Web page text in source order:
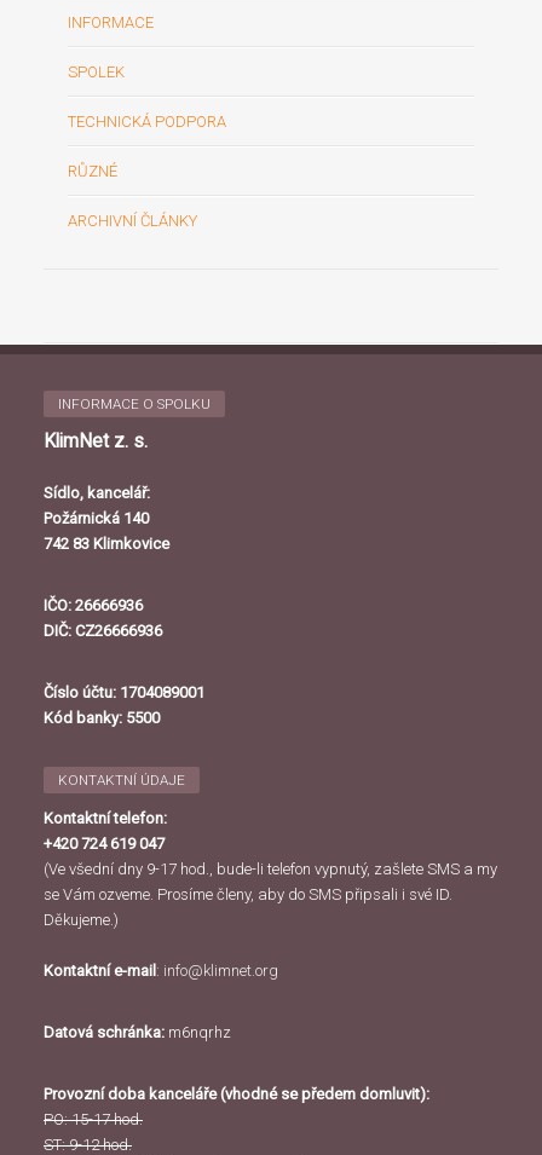
INFORMACE
SPOLEK
TECHNICKÁ PODPORA
RŮZNÉ
ARCHIVNÍ ČLÁNKY
INFORMACE O SPOLKU
KlimNet z. s.
Sídlo, kancelář:
Požárnická 140
742 83 Klimkovice
IČO: 26666936
DIČ: CZ26666936
Číslo účtu: 1704089001
Kód banky: 5500
KONTAKTNÍ ÚDAJE
Kontaktní telefon:
+420 724 619 047
(Ve všední dny 9-17 hod., bude-li telefon vypnutý, zašlete SMS a my
se Vám ozveme. Prosíme členy, aby do SMS připsali i své ID.
Děkujeme.)
Kontaktní e-mail : info@klimnet.org
Datová schránka: m6nqrhz
Provozní doba kanceláře (vhodné se předem domluvit):
PO: 15-17 hod.
ST: 9-12 hod.